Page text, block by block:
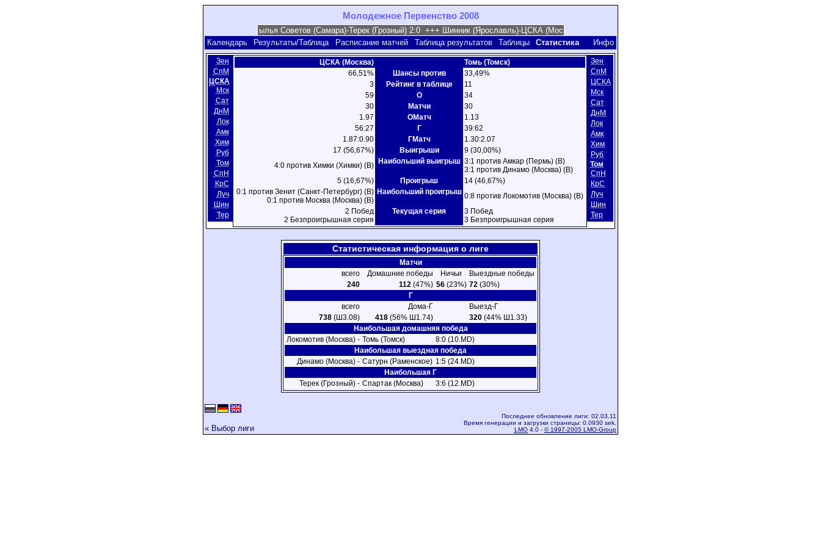
Молодежное Первенство 2008
Календарь Результаты/Таблица Расписание матчей Таблица результатов Таблицы Статистика Инфо
Зен
СпМ
ЦСКА
Мск
Сат
ДнМ
Лок
Амк
Хим
Руб
Том
СпН
КрС
Луч
Шин
Тер
ЦСКА (Москва)
Томь (Томск)
66,51%
Шансы против
33,49%
3
Рейтинг в таблице
11
59
О
34
30
Матчи
30
1.97
ОМатч
1.13
56:27
Г
39:62
1.87:0.90
ГМатч
1.30:2.07
17 (56,67%)
Выигрыши
9 (30,00%)
4:0 против Химки (Химки) (В)
Наибольший выигрыш 3:1 против Амкар (Пермь) (В)
3:1 против Динамо (Москва) (В)
5 (16,67%)
Проигрыш
14 (46,67%)
0:1 против Зенит (Санкт-Петербург) (В)
0:1 против Москва (Москва) (В)
Наибольший проигрыш 0:8 против Локомотив (Москва) (В)
2 Побед
2 Безпроигрышная серия
Текущая серия
3 Побед
3 Безпроигрышная серия
Зен
СпМ
ЦСКА
Мск
Сат
ДнМ
Лок
Амк
Хим
Руб
Том
СпН
КрС
Луч
Шин
Тер
Статистическая информация о лиге
Матчи
всего
Домашние победы Ничьи
Выездные победы
240
112(47%) 56(23%) 72 (30%)
Г
всего
Дома-Г
Выезд-Г
738(Ш3.08) 418(56% Ш1.74) 320 (44% Ш1.33)
Наибольшая домашняя победа
Локомотив (Москва) - Томь (Томск)
8:0 (10.MD)
Наибольшая выездная победа
Динамо (Москва) - Сатурн (Раменское) 1:5 (24.MD)
Наибольшая Г
Терек (Грозный) - Спартак (Москва) 3:6 (12.MD)
« Выбор лиги
Последнее обновление лиги: 02.03.11
Время генерации и загрузки страницы: 0.0930 sek.
LMO 4.0 - © 1997-2005 LMO-Group